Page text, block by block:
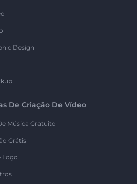
Design
De Criação De Vídeo
Música Gratuito
Grátis
Logo